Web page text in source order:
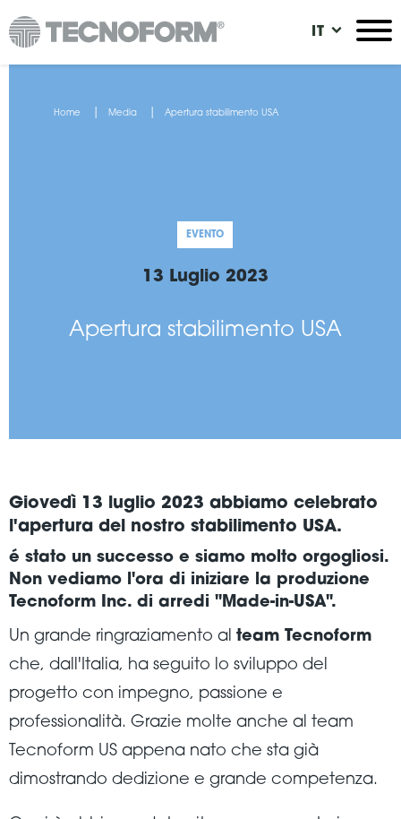
Salta
al
You
Home Media Apertura stabilimento USA
EVENTO
13 Luglio 2023
Apertura stabilimento USA
Giovedì 13 luglio 2023 abbiamo celebrato
l'apertura del nostro stabilimento USA.
é stato un successo e siamo molto orgogliosi.
Non vediamo l'ora di iniziare la produzione
Tecnoform Inc. di arredi "Made-in-USA".
Un grande ringraziamento al team Tecnoform
che, dall'Italia, ha seguito lo sviluppo del
progetto con impegno, passione e
professionalità. Grazie molte anche al team
Tecnoform US appena nato che sta già
dimostrando dedizione e grande competenza.
IT